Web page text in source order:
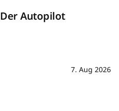
Autopilot
7. Aug 2026